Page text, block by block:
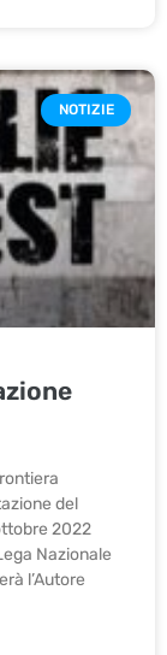
NOTIZIE
del
2022
Nazionale
l’Autore